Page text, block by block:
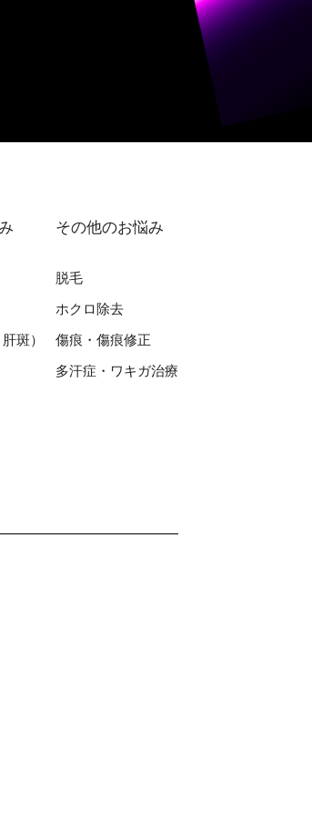
斑）
その他のお悩み
脱⽑
ホクロ除去
傷痕・傷痕修正
多汗症・ワキガ治療